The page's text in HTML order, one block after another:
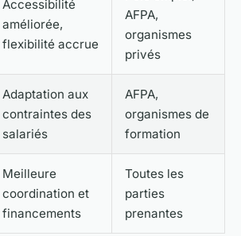
Accessibilité
améliorée,
flexibilité accrue
AFPA,
organismes
privés
Adaptation aux
contraintes des
salariés
AFPA,
organismes de
formation
Meilleure
coordination et
financements
Toutes les
parties
prenantes